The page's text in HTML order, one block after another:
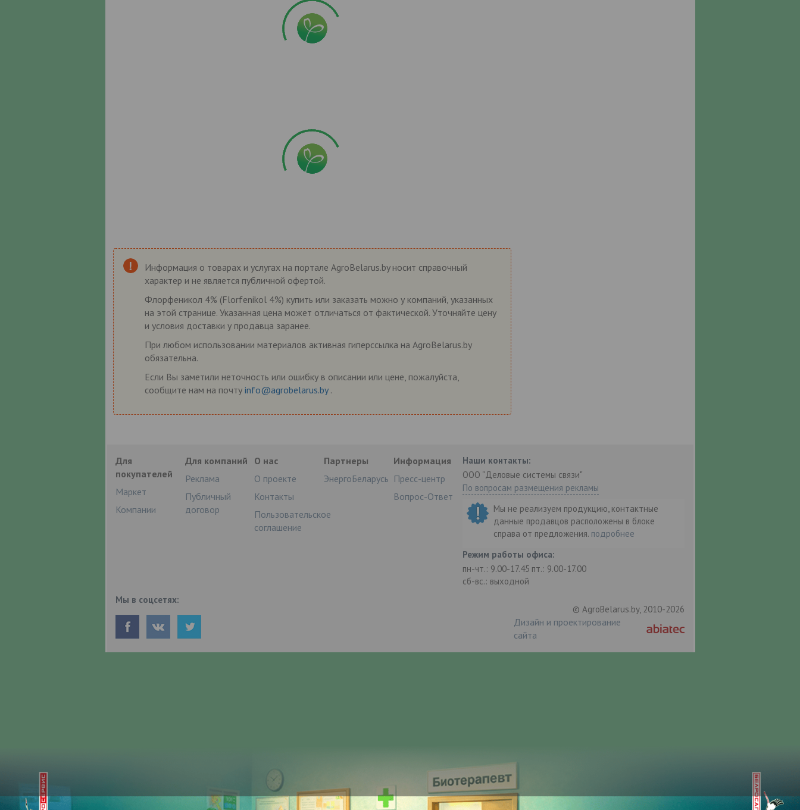
Информация о товарах и услугах на портале AgroBelarus.by носит справочный
характер и не является публичной офертой.
Флорфеникол 4% (Florfenikol 4%) купить или заказать можно у компаний, указанных
на этой странице. Указанная цена может отличаться от фактической. Уточняйте цену
и условия доставки у продавца заранее.
При любом использовании материалов активная гиперссылка на AgroBelarus.by
обязательна.
Если Вы заметили неточность или ошибку в описании или цене, пожалуйста,
сообщите нам на почту info@agrobelarus.by .
Для
покупателей
Маркет
Компании
Для компаний
Реклама
Публичный
договор
О нас
О проекте
Контакты
Пользовательское
соглашение
Партнеры
ЭнергоБеларусь
Информация
Пресс-центр
Вопрос-Ответ
Наши контакты:
ООО "Деловые системы связи"
По вопросам размещения рекламы
Мы не реализуем продукцию, контактные
данные продавцов расположены в блоке
справа от предложения. подробнее
Режим работы офиса:
пн-чт.: 9.00-17.45 пт.: 9.00-17.00
сб-вс.: выходной
Мы в соцсетях:
© AgroBelarus.by, 2010-2026
Дизайн и проектирование
сайта